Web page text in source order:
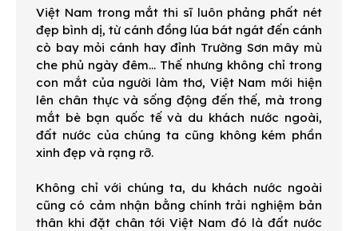
Việt Nam trong mắt thi sĩ luôn phảng phất nét
đẹp bình dị, từ cánh đồng lúa bát ngát đến cánh
cò bay mỏi cánh hay đỉnh Trường Sơn mây mù
che phủ ngày đêm… Thế nhưng không chỉ trong
con mắt của người làm thơ, Việt Nam mới hiện
lên chân thực và sống động đến thế, mà trong
mắt bè bạn quốc tế và du khách nước ngoài,
đất nước của chúng ta cũng không kém phần
xinh đẹp và rạng rỡ.
Không chỉ với chúng ta, du khách nước ngoài
cũng có cảm nhận bằng chính trải nghiệm bản
thân khi đặt chân tới Việt Nam đó là đất nước